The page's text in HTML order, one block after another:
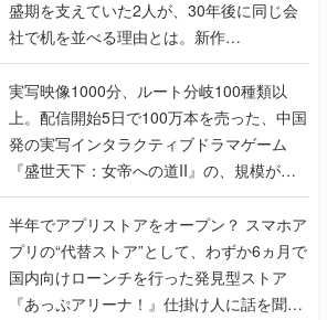
盛期を支えていた2人が、30年後に同じ会
社で机を並べる理由とは。新作
『TATSUJIN EXTREME』で初タッグを組
んだレジェンド2人に訊く開発秘話
実写映像1000分、ルート分岐100種類以
上。配信開始5日で100万本を売った、中国
発の実写インタラクティブドラマゲーム
『盛世天下：女帝への道II』の、規模が違
うこだわりをプロデューサーに聞いた
半年でアプリストアをオープン？ スマホア
プリの“代替ストア”として、わずか6ヵ月で
国内向けローンチを行った発見型ストア
『あっぷアリーナ！』仕掛け人に話を聞い